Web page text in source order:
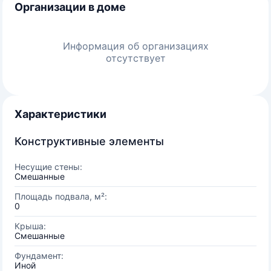
Организации в доме
Информация об организациях
отсутствует
Характеристики
Конструктивные элементы
Несущие стены:
Смешанные
Площадь подвала, м²:
0
Крыша:
Смешанные
Фундамент:
Иной